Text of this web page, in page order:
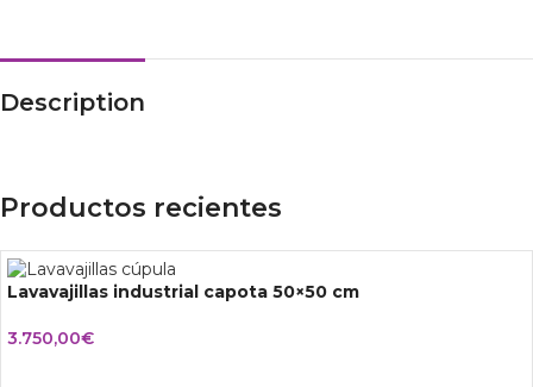
Description
Productos recientes
Lavavajillas industrial capota 50×50 cm
3.750,00€